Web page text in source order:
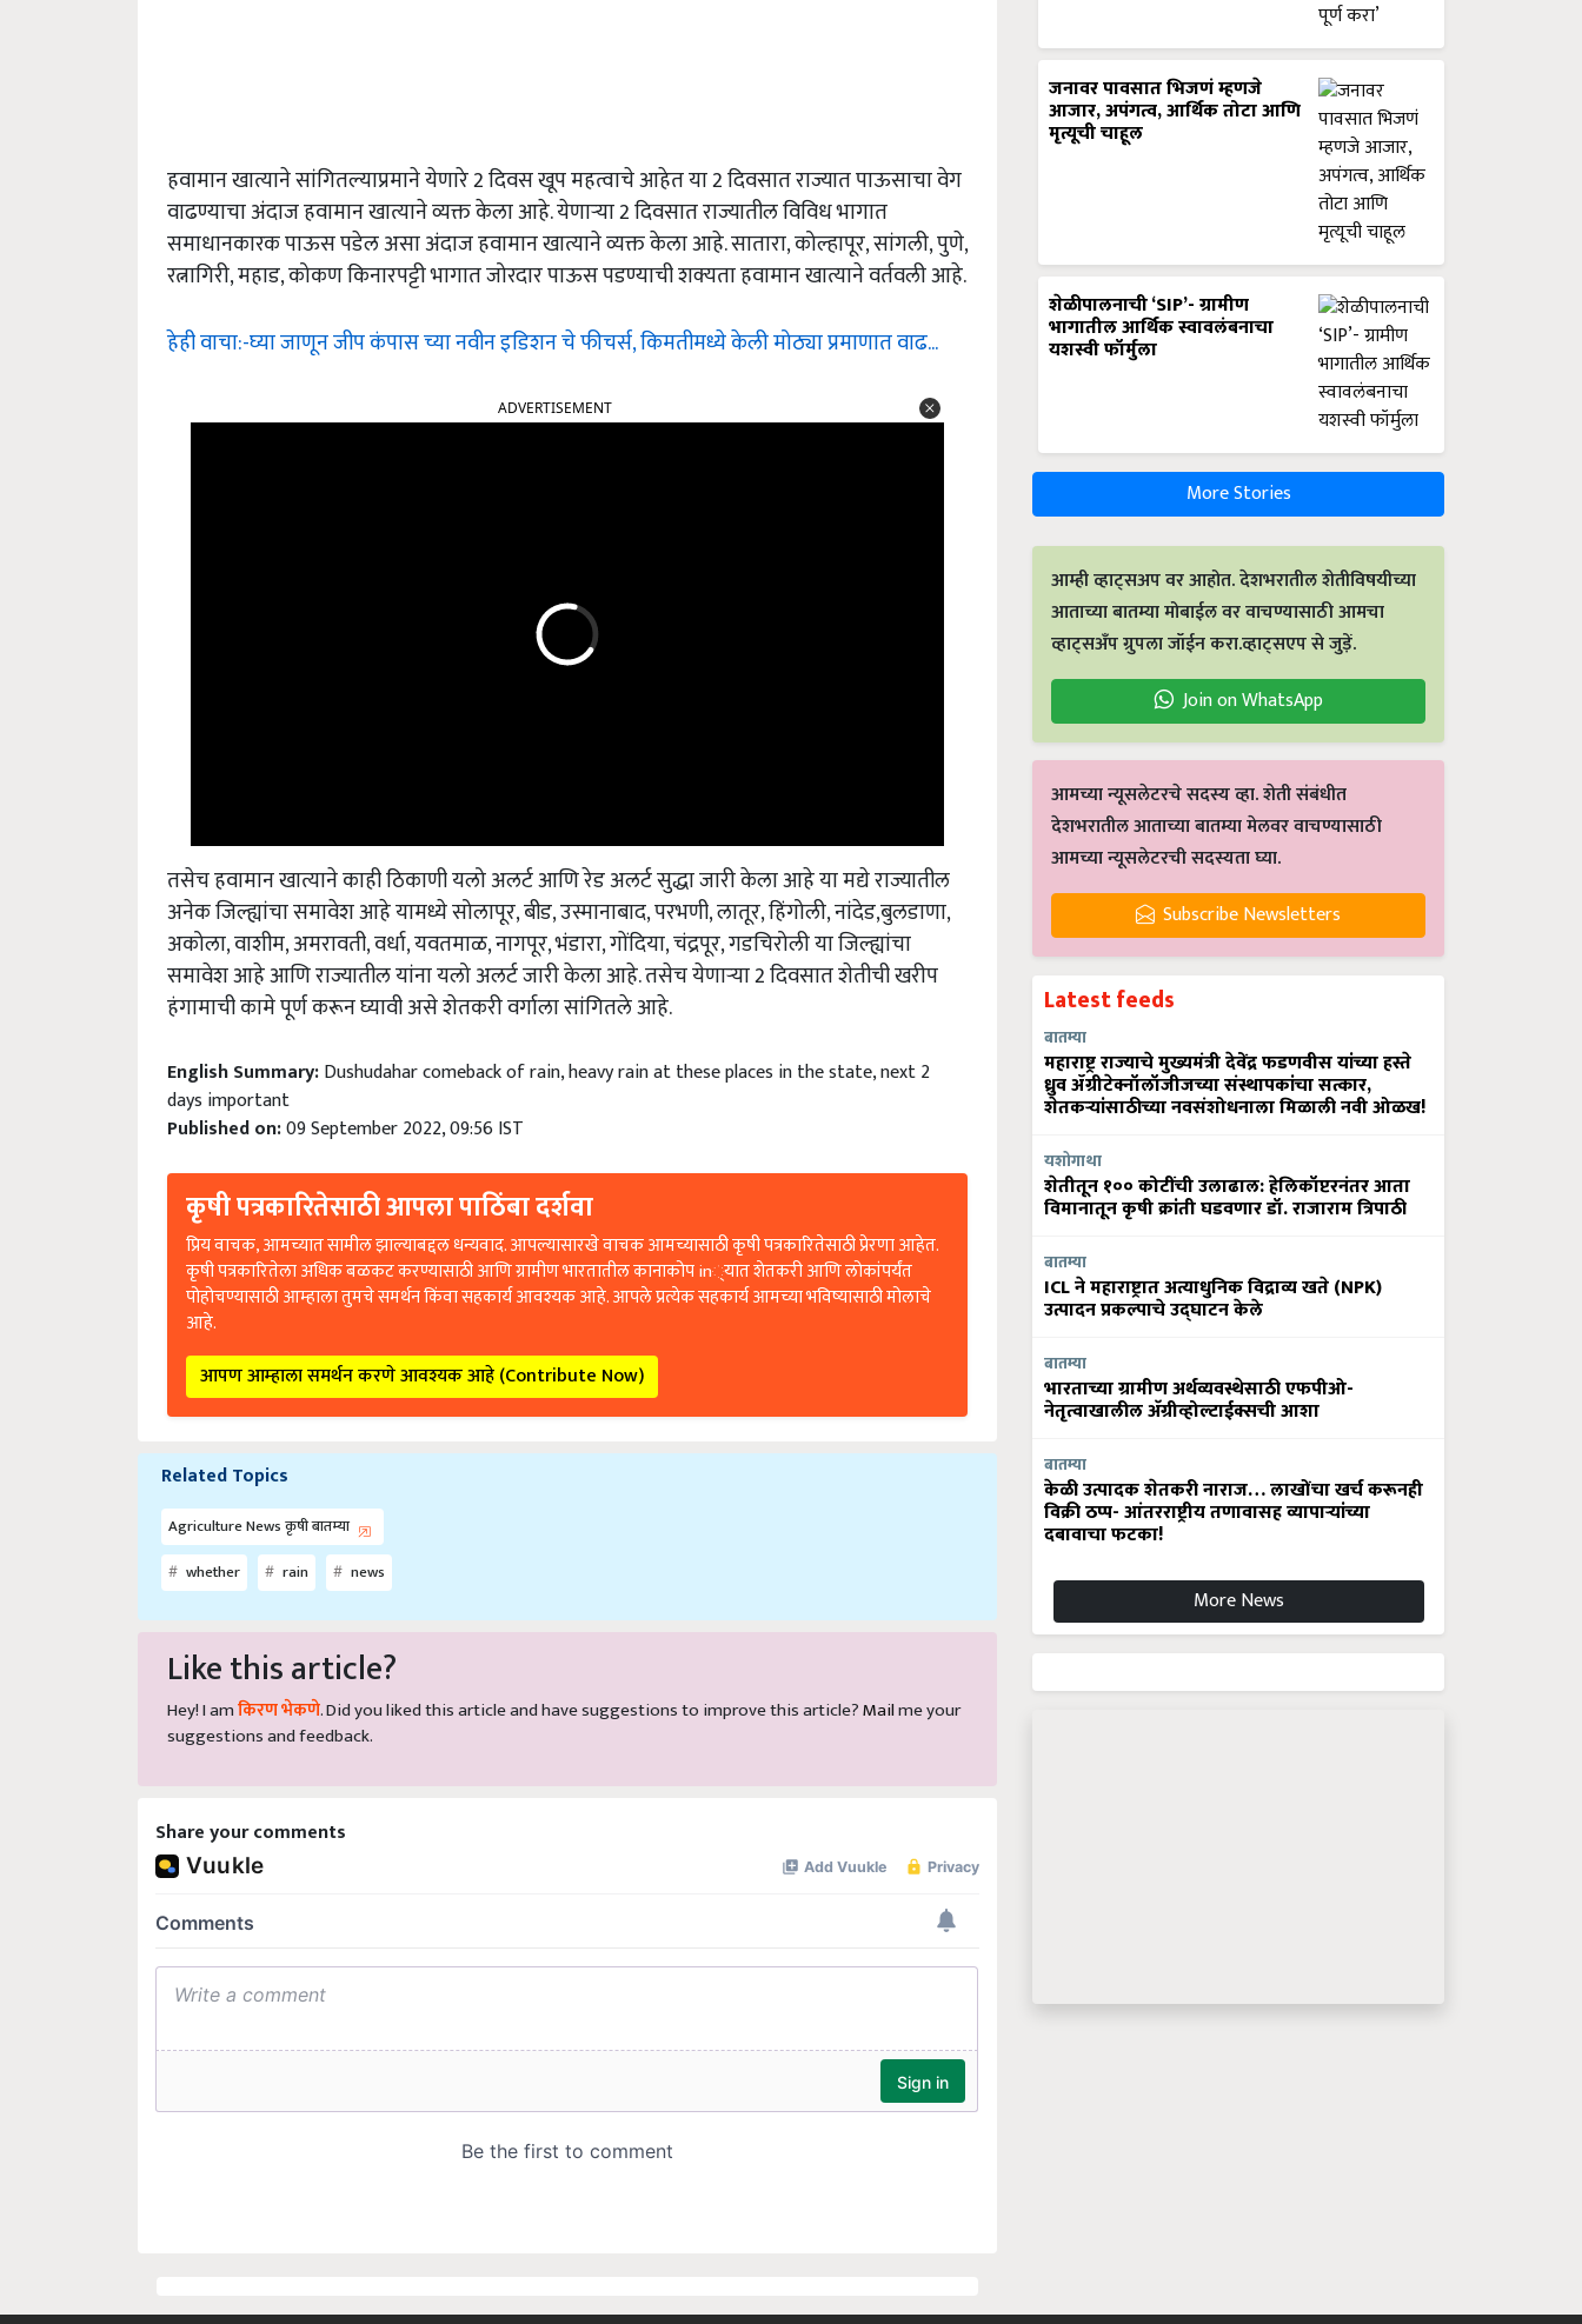
हवामान खात्याने सांगितल्याप्रमाने येणारे 2 दिवस खूप महत्वाचे आहेत या 2 दिवसात राज्यात पाऊसाचा वेग
वाढण्याचा अंदाज हवामान खात्याने व्यक्त केला आहे. येणाऱ्या 2 दिवसात राज्यातील विविध भागात
समाधानकारक पाऊस पडेल असा अंदाज हवामान खात्याने व्यक्त केला आहे. सातारा, कोल्हापूर, सांगली, पुणे,
रत्नागिरी, महाड, कोकण किनारपट्टी भागात जोरदार पाऊस पडण्याची शक्यता हवामान खात्याने वर्तवली आहे.
हेही वाचा:-घ्या जाणून जीप कंपास च्या नवीन इडिशन चे फीचर्स, किमतीमध्ये केली मोठ्या प्रमाणात वाढ...
ADVERTISEMENT
तसेच हवामान खात्याने काही ठिकाणी यलो अलर्ट आणि रेड अलर्ट सुद्धा जारी केला आहे या मद्ये राज्यातील
अनेक जिल्ह्यांचा समावेश आहे यामध्ये सोलापूर, बीड, उस्मानाबाद, परभणी, लातूर, हिंगोली, नांदेड,बुलडाणा,
अकोला, वाशीम, अमरावती, वर्धा, यवतमाळ, नागपूर, भंडारा, गोंदिया, चंद्रपूर, गडचिरोली या जिल्ह्यांचा
समावेश आहे आणि राज्यातील यांना यलो अलर्ट जारी केला आहे. तसेच येणाऱ्या 2 दिवसात शेतीची खरीप
हंगामाची कामे पूर्ण करून घ्यावी असे शेतकरी वर्गाला सांगितले आहे.
English Summary:Dushudahar comeback of rain, heavy rain at these places in the state, next 2
days important
Published on:09 September 2022, 09:56 IST
कृषी पत्रकारितेसाठी आपला पाठिंबा दर्शवा
प्रिय वाचक, आमच्यात सामील झाल्याबद्दल धन्यवाद. आपल्यासारखे वाचक आमच्यासाठी कृषी पत्रकारितेसाठी प्रेरणा आहेत.
कृषी पत्रकारितेला अधिक बळकट करण्यासाठी आणि ग्रामीण भारतातील कानाकोप in्यात शेतकरी आणि लोकांपर्यंत
पोहोचण्यासाठी आम्हाला तुमचे समर्थन किंवा सहकार्य आवश्यक आहे. आपले प्रत्येक सहकार्य आमच्या भविष्यासाठी मोलाचे
आहे.
आपण आम्हाला समर्थन करणे आवश्यक आहे (Contribute Now)
Related Topics
Agriculture News कृषी बातम्या
whether
rain news
Like this article?
Hey! I amकिरण भेकणे. Did you liked this article and have suggestions to improve this article?Mailme your
suggestions and feedback.
Share your comments
जनावर पावसात भिजणं म्हणजे
आजार, अपंगत्व, आर्थिक तोटा आणि
मृत्यूची चाहूल
शेळीपालनाची ‘SIP’- ग्रामीण
भागातील आर्थिक स्वावलंबनाचा
यशस्वी फॉर्मुला
More Stories
आम्ही व्हाट्सअप वर आहोत. देशभरातील शेतीविषयीच्या
आताच्या बातम्या मोबाईल वर वाचण्यासाठी आमचा
व्हाट्सअँप ग्रुपला जॉईन करा.व्हाट्सएप से जुड़ें.
Join on WhatsApp
आमच्या न्यूसलेटरचे सदस्य व्हा. शेती संबंधीत
देशभरातील आताच्या बातम्या मेलवर वाचण्यासाठी
आमच्या न्यूसलेटरची सदस्यता घ्या.
Subscribe Newsletters
Latest feeds
बातम्या
महाराष्ट्र राज्याचे मुख्यमंत्री देवेंद्र फडणवीस यांच्या हस्ते
ध्रुव ॲग्रीटेक्नॉलॉजीजच्या संस्थापकांचा सत्कार,
शेतकऱ्यांसाठीच्या नवसंशोधनाला मिळाली नवी ओळख!
यशोगाथा
शेतीतून १०० कोटींची उलाढाल: हेलिकॉप्टरनंतर आता
विमानातून कृषी क्रांती घडवणार डॉ. राजाराम त्रिपाठी
बातम्या
ICL ने महाराष्ट्रात अत्याधुनिक विद्राव्य खते (NPK)
उत्पादन प्रकल्पाचे उद्घाटन केले
बातम्या
भारताच्या ग्रामीण अर्थव्यवस्थेसाठी एफपीओ-
नेतृत्वाखालील अ‍ॅग्रीव्होल्टाईक्सची आशा
बातम्या
केळी उत्पादक शेतकरी नाराज… लाखोंचा खर्च करूनही
विक्री ठप्प- आंतरराष्ट्रीय तणावासह व्यापाऱ्यांच्या
दबावाचा फटका!
More News